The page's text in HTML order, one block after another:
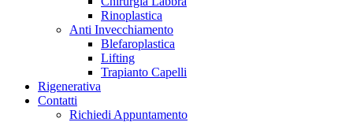
Rinoplastica
Anti Invecchiamento
Blefaroplastica
Lifting
Trapianto Capelli
Rigenerativa
Contatti
Richiedi Appuntamento